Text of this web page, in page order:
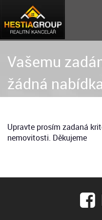
Vašemu
žádná
Upravte prosím zadaná
nemovitosti. Děkujeme